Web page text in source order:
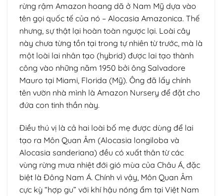
rừng rậm Amazon hoang dã ở Nam Mỹ dựa vào
tên gọi quốc tế của nó – Alocasia Amazonica. Thế
nhưng, sự thật lại hoàn toàn ngược lại. Loài cây
này chưa từng tồn tại trong tự nhiên từ trước, mà là
một loài lai nhân tạo (hybrid) được lai tạo thành
công vào những năm 1950 bởi ông Salvadore
Mauro tại Miami, Florida (Mỹ). Ông đã lấy chính
tên vườn nhà mình là Amazon Nursery để đặt cho
đứa con tinh thần này.
Điều thú vị là cả hai loài bố mẹ được dùng để lai
tạo ra Môn Quan Âm (Alocasia longiloba và
Alocasia sanderiana) đều có xuất thân từ các
vùng rừng mưa nhiệt đới gió mùa của Châu Á, đặc
biệt là Đông Nam Á. Chính vì vậy, Môn Quan Âm
cực kỳ “hợp gu” với khí hậu nóng ẩm tại Việt Nam